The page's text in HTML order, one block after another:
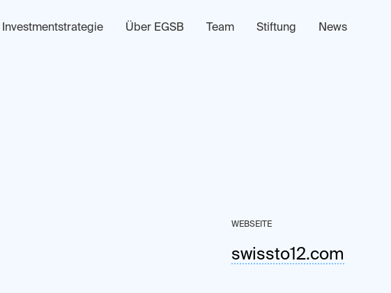
Investmentstrategie Über EGSB Team Stiftung News
WEBSEITE
swissto12.com